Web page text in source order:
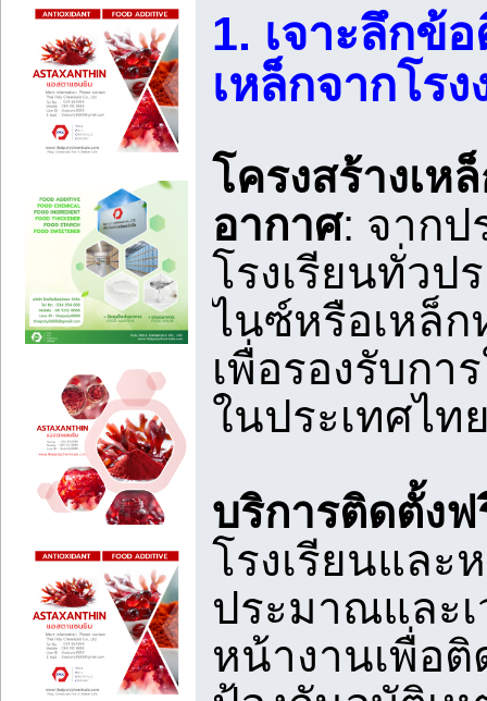
1. เจาะลึกข้
เหล็กจากโรง
โครงสร้างเ
อากาศ: จาก
โรงเรียนทั่วป
ไนซ์หรือเหล็
เพื่อรองรับกา
ในประเทศไ
บริการติดตั้งฟ
โรงเรียนและ
ประมาณและ
หน้างานเพื่อ